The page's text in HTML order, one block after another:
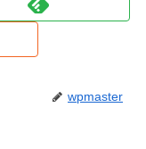
wpmaster